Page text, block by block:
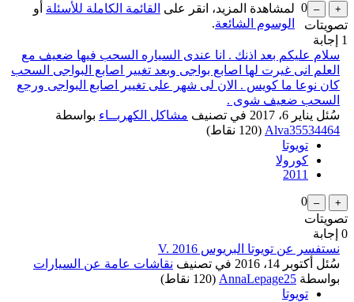
0
تصويتات
1 إجابة
سلام عليكم بعد اذنك . انا عندى السياره السحب فيها ضعيف مع
العلم انى غيرت لها اصابع بواجى وبعد تغيير اصابع البواجى السحب
كان نوعا ما كويس . الان لى شهر على تغيير اصابع البواجى ورجع
السحب ضعيف شوى .
سُئل يناير 6، 2017 في تصنيف مشاكل الكهربــاء بواسطة
Alva35534464
(
120 نقاط)
تويوتا
كورولا
2011
0
تصويتات
0 إجابة
نستفسر عن تويوتا البريوس V. 2016
سُئل أكتوبر 14، 2016 في تصنيف نقاشات عامة عن السيارات
بواسطة AnnaLepage25
(
120 نقاط)
تويوتا
لمشاهدة المزيد، انقر على القائمة الكاملة للأسئلة أو
الوسوم الشائعة.